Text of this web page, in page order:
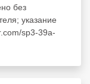
без
указание
sp3-39a-